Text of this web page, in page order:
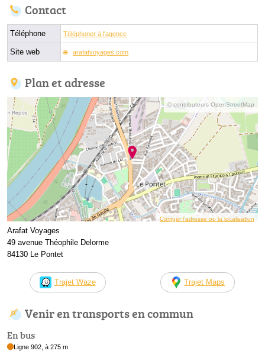
Contact
Téléphone Téléphoner à l'agence
Site web arafatvoyages.com
Plan et adresse
© contributeurs OpenStreetMap
Corriger l’adresse ou la localisation
Arafat Voyages
49 avenue Théophile Delorme
84130 Le Pontet
Trajet Waze Trajet Maps
Venir en transports en commun
En bus
Ligne 902, à 275 m